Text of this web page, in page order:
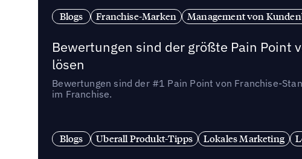
Blogs Franchise-Marken Management von
Bewertungen sind der größte Pain Point
lösen
Bewertungen sind der #1 Pain Point von Franchise-
im Franchise.
Blogs Uberall Produkt-Tipps Lokales Marketing